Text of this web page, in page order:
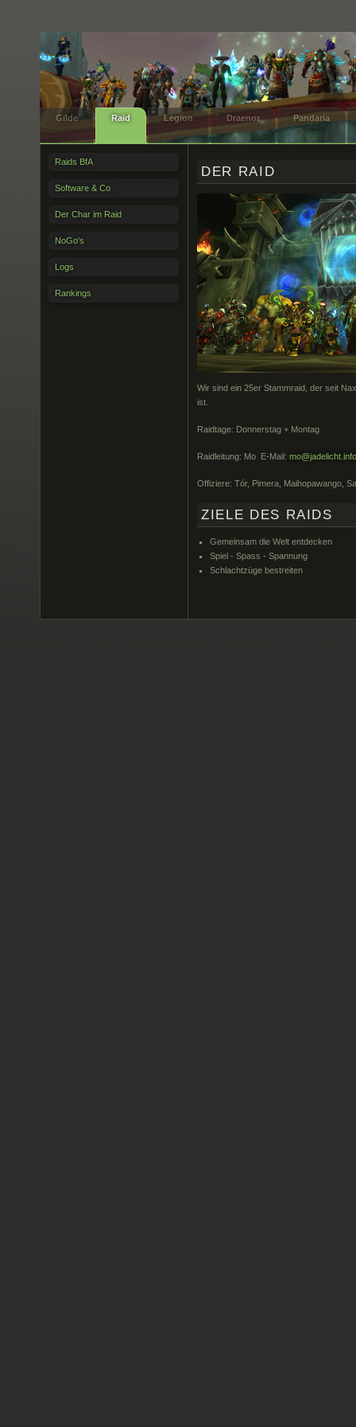
Gilde Raid Legion Draenor Pandaria
Raids BfA
Software & Co
Der Char im Raid
NoGo's
Logs
Rankings
DER RAID
Wir sind ein 25er Stammraid, der seit
ist.
Raidtage: Donnerstag + Montag
Raidleitung: Mo E-Mail: mo@jadelicht.info
Offiziere: Tór, Pimera, Maihopawango,
ZIELE DES RAIDS
Gemeinsam die Welt entdecken
Spiel - Spass - Spannung
Schlachtzüge bestreiten